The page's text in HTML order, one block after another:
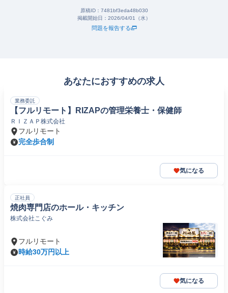
原稿ID： 7481bf3eda48b030
掲載開始日： 2026/04/01（水）
問題を報告する
あなたにおすすめの求人
業務委託
【フルリモート】RIZAPの管理栄養士・保健師
ＲＩＺＡＰ株式会社
フルリモート
完全歩合制
気になる
正社員
焼肉専門店のホール・キッチン
株式会社こぐみ
フルリモート
時給30万円以上
気になる